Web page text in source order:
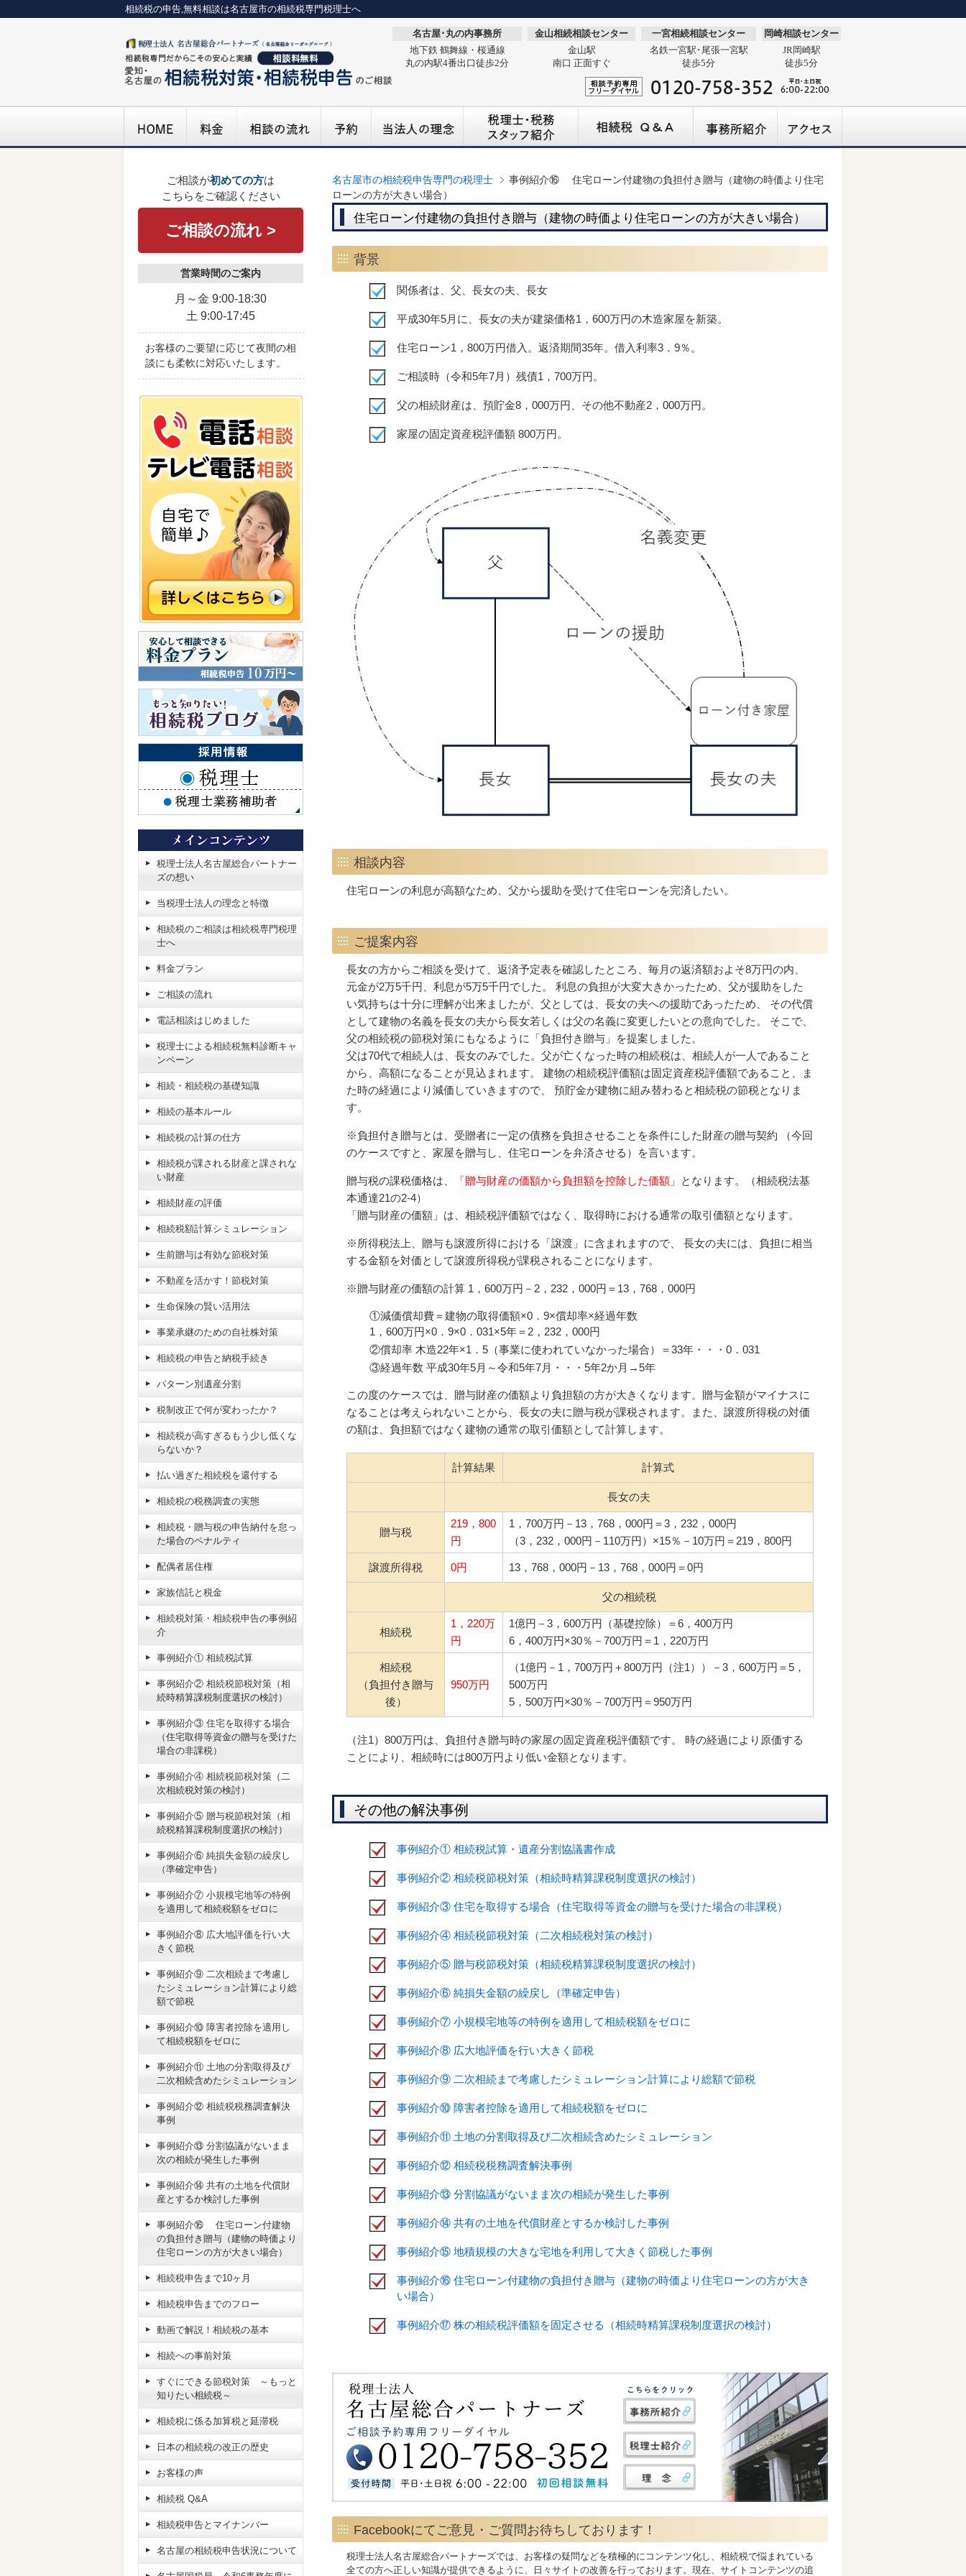
相続税の申告,無料相談は名古屋市の相続税専門税理士へ
名古屋･丸の内事務所
地下鉄 鶴舞線・桜通線
丸の内駅4番出口徒歩2分
金山相続相談センター
金山駅
南口 正面すぐ
一宮相続相談センター
名鉄一宮駅･尾張一宮駅
徒歩5分
岡崎相談センター
JR岡崎駅
徒歩5分
名古屋市の相続税申告専門の税理士
事例紹介⑯ 住宅ローン付建物の負担付き贈与（建物の時価より住宅
ローンの方が大きい場合）
住宅ローン付建物の負担付き贈与（建物の時価より住宅ローンの方が大きい場合）
背景
関係者は、父、長女の夫、長女
平成30年5月に、長女の夫が建築価格1，600万円の木造家屋を新築。
住宅ローン1，800万円借入。返済期間35年。借入利率3．9％。
ご相談時（令和5年7月）残債1，700万円。
父の相続財産は、預貯金8，000万円、その他不動産2，000万円。
家屋の固定資産税評価額 800万円。
相談内容
住宅ローンの利息が高額なため、父から援助を受けて住宅ローンを完済したい。
ご提案内容
長女の方からご相談を受けて、返済予定表を確認したところ、毎月の返済額およそ8万円の内、
元金が2万5千円、利息が5万5千円でした。 利息の負担が大変大きかったため、父が援助をした
い気持ちは十分に理解が出来ましたが、父としては、長女の夫への援助であったため、 その代償
として建物の名義を長女の夫から長女若しくは父の名義に変更したいとの意向でした。 そこで、
父の相続税の節税対策にもなるように「負担付き贈与」を提案しました。
父は70代で相続人は、長女のみでした。父が亡くなった時の相続税は、相続人が一人であること
から、高額になることが見込まれます。 建物の相続税評価額は固定資産税評価額であること、ま
た時の経過により減価していきますので、 預貯金が建物に組み替わると相続税の節税となりま
す。
※負担付き贈与とは、受贈者に一定の債務を負担させることを条件にした財産の贈与契約 （今回
のケースですと、家屋を贈与し、住宅ローンを弁済させる）を言います。
贈与税の課税価格は、 「贈与財産の価額から負担額を控除した価額」
となります。（相続税法基
本通達21の2-4）
「贈与財産の価額」は、相続税評価額ではなく、取得時における通常の取引価額となります。
※所得税法上、贈与も譲渡所得における「譲渡」に含まれますので、 長女の夫には、負担に相当
する金額を対価として譲渡所得税が課税されることになります。
※贈与財産の価額の計算 1，600万円－2，232，000円＝13，768，000円
①減価償却費＝建物の取得価額×0．9×償却率×経過年数
1，600万円×0．9×0．031×5年＝2，232，000円
②償却率 木造22年×1．5（事業に使われていなかった場合）＝33年・・・0．031
③経過年数 平成30年5月～令和5年7月・・・5年2か月→5年
この度のケースでは、贈与財産の価額より負担額の方が大きくなります。贈与金額がマイナスに
なることは考えられないことから、長女の夫に贈与税が課税されます。また、譲渡所得税の対価
の額は、負担額ではなく建物の通常の取引価額として計算します。
計算結果 計算式
長女の夫
贈与税
219，800
円
1，700万円－13，768，000円＝3，232，000円
（3，232，000円－110万円）×15％－10万円＝219，800円
譲渡所得税 0円 13，768，000円－13，768，000円＝0円
父の相続税
相続税
1，220万
円
1億円－3，600万円（基礎控除）＝6，400万円
6，400万円×30％－700万円＝1，220万円
相続税
（負担付き贈与
後）
950万円
（1億円－1，700万円＋800万円（注1））－3，600万円＝5，
500万円
5，500万円×30％－700万円＝950万円
（注1）800万円は、負担付き贈与時の家屋の固定資産税評価額です。 時の経過により原価する
ことにより、相続時には800万円より低い金額となります。
その他の解決事例
事例紹介① 相続税試算・遺産分割協議書作成
事例紹介② 相続税節税対策（相続時精算課税制度選択の検討）
事例紹介③ 住宅を取得する場合（住宅取得等資金の贈与を受けた場合の非課税）
事例紹介④ 相続税節税対策（二次相続税対策の検討）
事例紹介⑤ 贈与税節税対策（相続税精算課税制度選択の検討）
事例紹介⑥ 純損失金額の繰戻し（準確定申告）
事例紹介⑦ 小規模宅地等の特例を適用して相続税額をゼロに
事例紹介⑧ 広大地評価を行い大きく節税
事例紹介⑨ 二次相続まで考慮したシミュレーション計算により総額で節税
事例紹介⑩ 障害者控除を適用して相続税額をゼロに
事例紹介⑪ 土地の分割取得及び二次相続含めたシミュレーション
事例紹介⑫ 相続税税務調査解決事例
事例紹介⑬ 分割協議がないまま次の相続が発生した事例
事例紹介⑭ 共有の土地を代償財産とするか検討した事例
事例紹介⑮ 地積規模の大きな宅地を利用して大きく節税した事例
事例紹介⑯ 住宅ローン付建物の負担付き贈与（建物の時価より住宅ローンの方が大き
い場合）
事例紹介⑰ 株の相続税評価額を固定させる（相続時精算課税制度選択の検討）
Facebookにてご意見・ご質問お待ちしております！
税理士法人名古屋総合パートナーズでは、お客様の疑問などを積極的にコンテンツ化し、相続税で悩まれている
全ての方へ正しい知識が提供できるように、日々サイトの改善を行っております。現在、サイトコンテンツの追
ご相談が初めての方は
こちらをご確認ください
ご相談の流れ >
営業時間のご案内
月～金 9:00-18:30
土 9:00-17:45
お客様のご要望に応じて夜間の相
談にも柔軟に対応いたします。
税理士法人名古屋総合パートナー
ズの想い
当税理士法人の理念と特徴
相続税のご相談は相続税専門税理
士へ
料金プラン
ご相談の流れ
電話相談はじめました
税理士による相続税無料診断キャ
ンペーン
相続・相続税の基礎知識
相続の基本ルール
相続税の計算の仕方
相続税が課される財産と課されな
い財産
相続財産の評価
相続税額計算シミュレーション
生前贈与は有効な節税対策
不動産を活かす！節税対策
生命保険の賢い活用法
事業承継のための自社株対策
相続税の申告と納税手続き
パターン別遺産分割
税制改正で何が変わったか？
相続税が高すぎるもう少し低くな
らないか？
払い過ぎた相続税を還付する
相続税の税務調査の実態
相続税・贈与税の申告納付を怠っ
た場合のペナルティ
配偶者居住権
家族信託と税金
相続税対策・相続税申告の事例紹
介
事例紹介① 相続税試算
事例紹介② 相続税節税対策（相
続時精算課税制度選択の検討）
事例紹介③ 住宅を取得する場合
（住宅取得等資金の贈与を受けた
場合の非課税）
事例紹介④ 相続税節税対策（二
次相続税対策の検討）
事例紹介⑤ 贈与税節税対策（相
続税精算課税制度選択の検討）
事例紹介⑥ 純損失金額の繰戻し
（準確定申告）
事例紹介⑦ 小規模宅地等の特例
を適用して相続税額をゼロに
事例紹介⑧ 広大地評価を行い大
きく節税
事例紹介⑨ 二次相続まで考慮し
たシミュレーション計算により総
額で節税
事例紹介⑩ 障害者控除を適用し
て相続税額をゼロに
事例紹介⑪ 土地の分割取得及び
二次相続含めたシミュレーション
事例紹介⑫ 相続税税務調査解決
事例
事例紹介⑬ 分割協議がないまま
次の相続が発生した事例
事例紹介⑭ 共有の土地を代償財
産とするか検討した事例
事例紹介⑯ 住宅ローン付建物
の負担付き贈与（建物の時価より
住宅ローンの方が大きい場合）
相続税申告まで10ヶ月
相続税申告までのフロー
動画で解説！相続税の基本
相続への事前対策
すぐにできる節税対策 ～もっと
知りたい相続税～
相続税に係る加算税と延滞税
日本の相続税の改正の歴史
お客様の声
相続税 Q&A
相続税申告とマイナンバー
名古屋の相続税申告状況について